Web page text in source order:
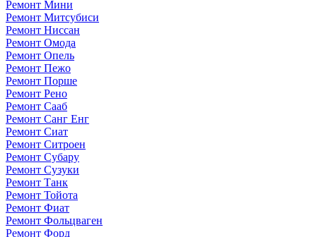
Ремонт Мини
Ремонт Митсубиси
Ремонт Ниссан
Ремонт Омода
Ремонт Опель
Ремонт Пежо
Ремонт Порше
Ремонт Рено
Ремонт Сааб
Ремонт Санг Енг
Ремонт Сиат
Ремонт Ситроен
Ремонт Субару
Ремонт Сузуки
Ремонт Танк
Ремонт Тойота
Ремонт Фиат
Ремонт Фольцваген
Ремонт Форд